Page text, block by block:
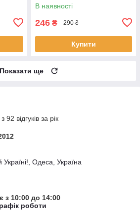
В наявності
246 ₴ 290 ₴
Купити
Показати ще
відгуків за рік
Одеса, Україна
з 10:00 до 14:00
роботи